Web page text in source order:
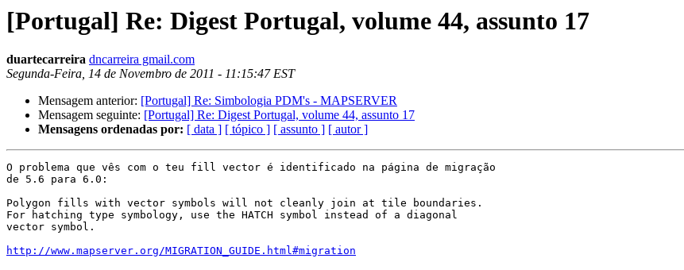
[Portugal] Re: Digest Portugal, volume 44, assunto 17
duartecarreira dncarreira gmail.com
Segunda-Feira, 14 de Novembro de 2011 - 11:15:47 EST
Mensagem anterior: [Portugal] Re: Simbologia PDM's - MAPSERVER
Mensagem seguinte: [Portugal] Re: Digest Portugal, volume 44, assunto 17
Mensagens ordenadas por: [ data ] [ tópico ] [ assunto ] [ autor ]
O problema que vês com o teu fill vector é identificado na página de migração
de 5.6 para 6.0:
Polygon fills with vector symbols will not cleanly join at tile boundaries.
For hatching type symbology, use the HATCH symbol instead of a diagonal
vector symbol.
http://www.mapserver.org/MIGRATION_GUIDE.html#migration